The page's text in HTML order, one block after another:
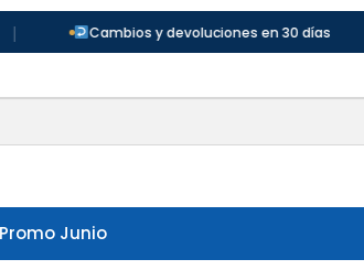
Cambios y devoluciones en 30 días |
Promo Junio